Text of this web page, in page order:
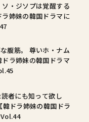
・ジソプは覚醒する
姉妹の韓国ドラマに
腹筋。 尊いホ・ナム
ラ姉妹の韓国ドラマ
者にも知って欲し
ドラ姉妹の韓国ドラ